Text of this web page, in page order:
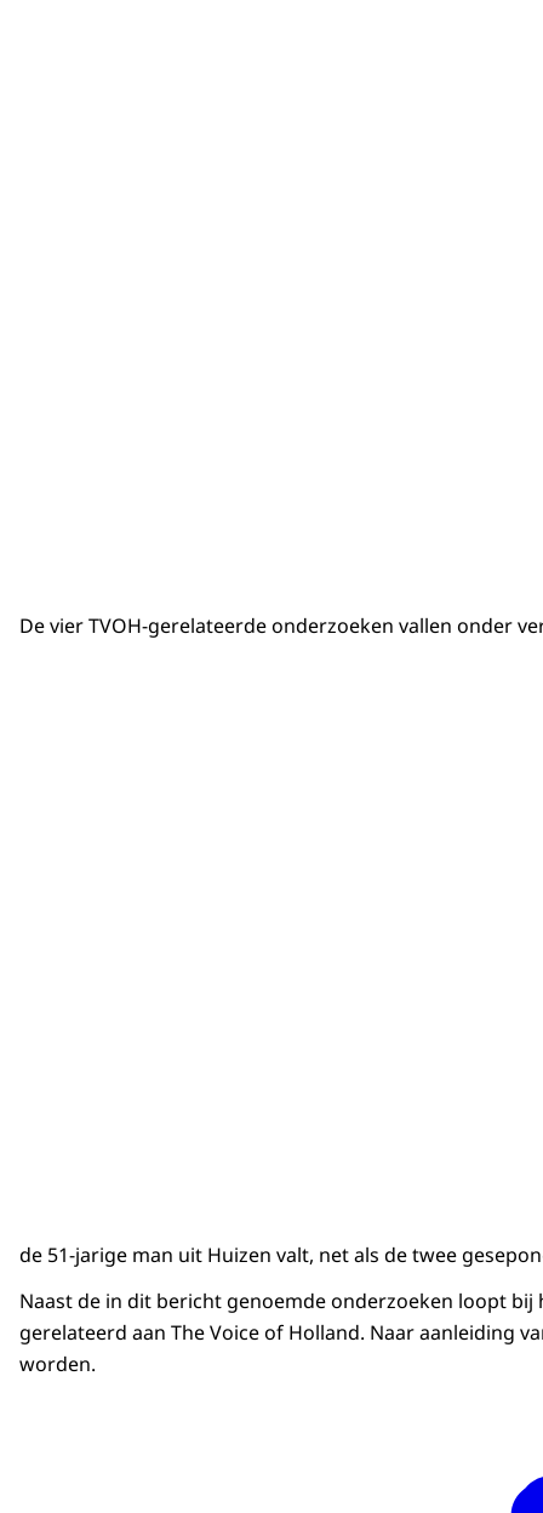
De vier TVOH-gerelateerde onderzoeken vallen onder
de 51-jarige man uit Huizen valt, net als de twee
Naast de in dit bericht genoemde onderzoeken loopt bij
gerelateerd aan The Voice of Holland. Naar aanleiding
worden.